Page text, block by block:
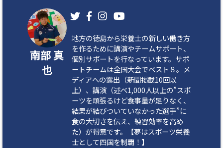
南部 真
也
地方の徳島から栄養士の新しい働き方
を作るために講演やチームサポート、
個別サポートを行なっています。サポ
ートチームは全国大会でベスト８。メ
ディアへの露出（新聞掲載10回以
上）、講演（述べ1,000人以上の”スポ
ーツを頑張るけど食事量が足りなく、
結果が結びついていなかった選手”に
食の大切さを伝え、練習効率を高め
た）が得意です。【夢はスポーツ栄養
士として四国を制覇！】